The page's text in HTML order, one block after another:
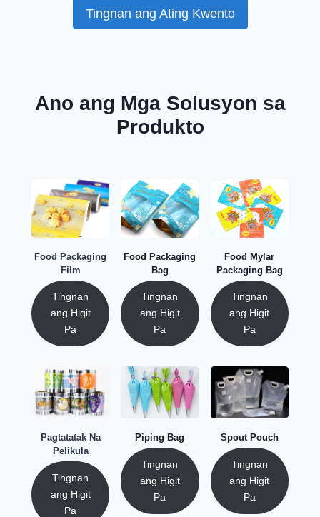
Tingnan ang Ating Kwento
Ano ang Mga Solusyon sa
Produkto
Food Packaging
Film
Tingnan
ang Higit
Pa
Food Packaging
Bag
Tingnan
ang Higit
Pa
Food Mylar
Packaging Bag
Tingnan
ang Higit
Pa
Pagtatatak Na
Pelikula
Tingnan
ang Higit
Pa
Piping Bag
Tingnan
ang Higit
Pa
Spout Pouch
Tingnan
ang Higit
Pa